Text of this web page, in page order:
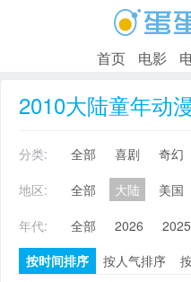
首页 电影
2010大陆童年动
分类: 全部 喜剧 奇幻
地区:
全部 大陆 美国
年代:
全部 2026 2025
按时间排序
按人气排序